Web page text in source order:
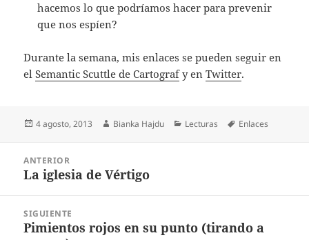
hacemos lo que podríamos hacer para prevenir
que nos espíen?
Durante la semana, mis enlaces se pueden seguir en
elSemantic Scuttle de Cartografy enTwitter.
Publicado
4 agosto, 2013 Autor
Bianka Hajdu Categorías
Lecturas Etiquetas
Enlaces
entradas
ANTERIOR
Entrada
La iglesia de Vértigo
SIGUIENTE
Entrada
Pimientos rojos en su punto (tirando a